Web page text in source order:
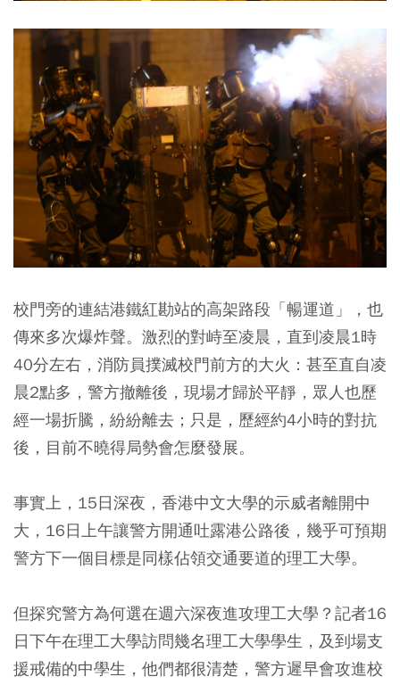
校門旁的連結港鐵紅勘站的高架路段「暢運道」，也
傳來多次爆炸聲。激烈的對峙至凌晨，直到凌晨1時
40分左右，消防員撲滅校門前方的大火：甚至直自凌
晨2點多，警方撤離後，現場才歸於平靜，眾人也歷
經一場折騰，紛紛離去；只是，歷經約4小時的對抗
後，目前不曉得局勢會怎麼發展。
事實上，15日深夜，香港中文大學的示威者離開中
大，16日上午讓警方開通吐露港公路後，幾乎可預期
警方下一個目標是同樣佔領交通要道的理工大學。
但探究警方為何選在週六深夜進攻理工大學？記者16
日下午在理工大學訪問幾名理工大學學生，及到場支
援戒備的中學生，他們都很清楚，警方遲早會攻進校